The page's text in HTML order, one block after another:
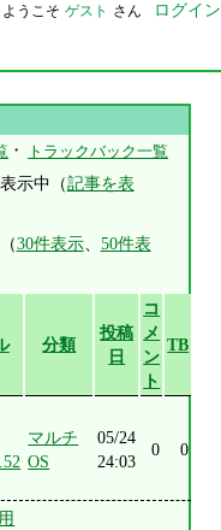
ようこそ ゲスト さん ログイン
・ トラックバック一覧
示中（記事を表
30件表示、 50件表
分類
投稿
日
コ
メ
ン
ト
TB
マルチ
OS
05/24
24:03
0 0